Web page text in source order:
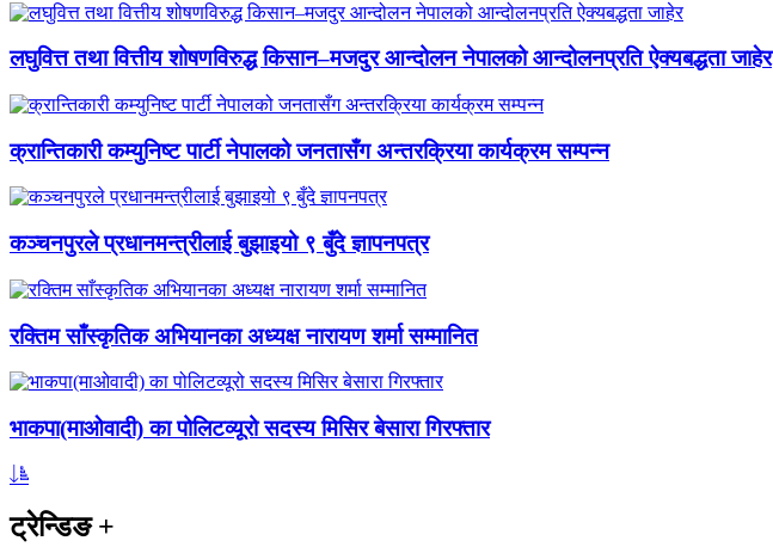
लघुवित्त तथा वित्तीय शोषणविरुद्ध किसान–मजदुर आन्दोलन नेपालको आन्दोलनप्रति ऐक्यबद्धता जाहेर
क्रान्तिकारी कम्युनिष्ट पार्टी नेपालको जनतासँग अन्तरक्रिया कार्यक्रम सम्पन्न
कञ्चनपुरले प्रधानमन्त्रीलाई बुझाइयो ९ बुँदे ज्ञापनपत्र
रक्तिम साँस्कृतिक अभियानका अध्यक्ष नारायण शर्मा सम्मानित
भाकपा(माओवादी) का पोलिटव्यूरो सदस्य मिसिर बेसारा गिरफ्तार
ट्रेन्डिङ+